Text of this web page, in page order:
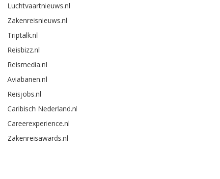
Luchtvaartnieuws.nl
Zakenreisnieuws.nl
Triptalk.nl
Reisbizz.nl
Reismedia.nl
Aviabanen.nl
Reisjobs.nl
Caribisch Nederland.nl
Careerexperience.nl
Zakenreisawards.nl